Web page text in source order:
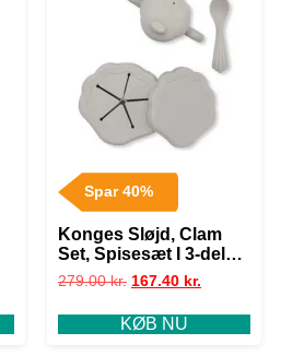
Spar 40%
Konges Sløjd, Clam
Set, Spisesæt I 3-dele,
Warm Grey, Findes I
Flere Varianter
279.00kr. 167.40 kr.
KØB NU